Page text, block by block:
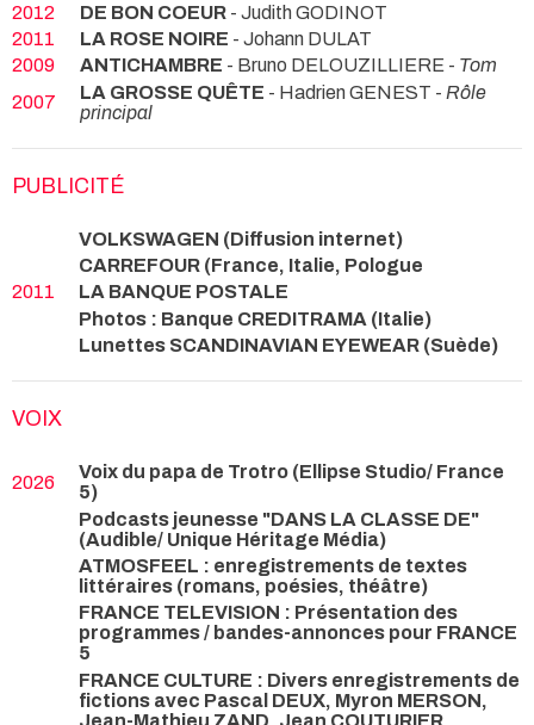
2012
DE BON COEUR - Judith GODINOT
2011
LA ROSE NOIRE - Johann DULAT
2009
ANTICHAMBRE - Bruno DELOUZILLIERE - Tom
2007
LA GROSSE QUÊTE - Hadrien GENEST - Rôle
principal
PUBLICITÉ
VOLKSWAGEN (Diffusion internet)
CARREFOUR (France, Italie, Pologue
2011
LA BANQUE POSTALE
Photos : Banque CREDITRAMA (Italie)
Lunettes SCANDINAVIAN EYEWEAR (Suède)
VOIX
2026
Voix du papa de Trotro (Ellipse Studio/ France
5)
Podcasts jeunesse "DANS LA CLASSE DE"
(Audible/ Unique Héritage Média)
ATMOSFEEL : enregistrements de textes
littéraires (romans, poésies, théâtre)
FRANCE TELEVISION : Présentation des
programmes / bandes-annonces pour FRANCE
5
FRANCE CULTURE : Divers enregistrements de
fictions avec Pascal DEUX, Myron MERSON,
Jean-Mathieu ZAND, Jean COUTURIER